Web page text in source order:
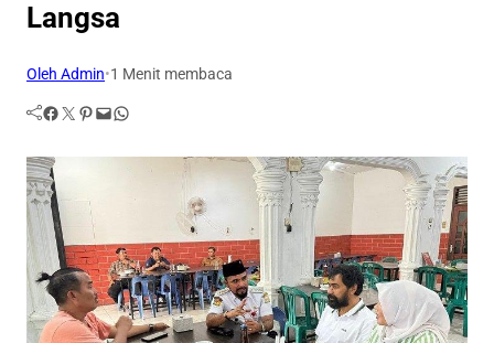
Langsa
Oleh Admin•1 Menit membaca
Facebook Twitter Pinterest Mail WhatsApp